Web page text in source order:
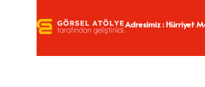
Adresimiz : Hürriyet